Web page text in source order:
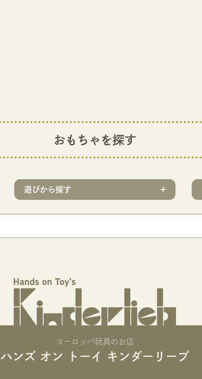
おもちゃを探す
遊びから探す
ヨーロッパ玩具のお店
ハンズ オン トーイ キンダーリープ